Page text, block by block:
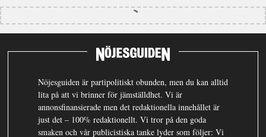
Nöjesguiden är partipolitiskt obunden, men du kan alltid
lita på att vi brinner för jämställdhet. Vi är
annonsfinansierade men det redaktionella innehållet är
just det – 100% redaktionellt. Vi tror på den goda
smaken och vår publicistiska tanke lyder som följer: Vi